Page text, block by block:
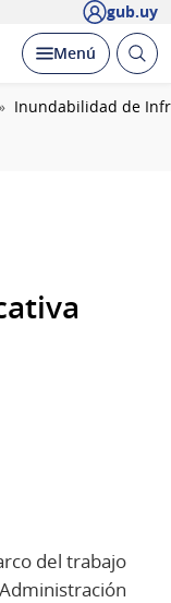
gub.uy
Desplegar
Menú Abrir
Inundabilidad de
del trabajo